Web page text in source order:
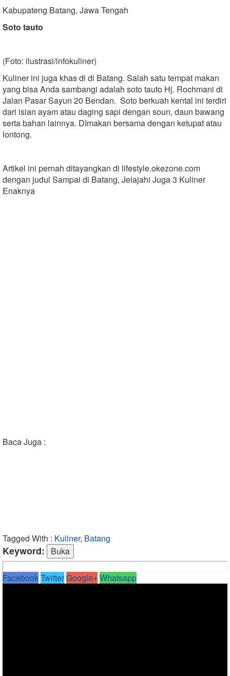
Kabupateng Batang, Jawa Tengah
Soto tauto
(Foto: ilustrasi/infokuliner)
Kuliner ini juga khas di di Batang. Salah satu tempat makan
yang bisa Anda sambangi adalah soto tauto Hj. Rochmani di
Jalan Pasar Sayun 20 Bendan. Soto berkuah kental ini terdiri
dari isian ayam atau daging sapi dengan soun, daun bawang
serta bahan lainnya. DImakan bersama dengan ketupat atau
lontong.
Artikel ini pernah ditayangkan di lifestyle.okezone.com
dengan judul Sampai di Batang, Jelajahi Juga 3 Kuliner
Enaknya
Baca Juga :
Tagged With : Kuliner, Batang
Keyword:
FacebookTwitterGoogle+Whatsapp